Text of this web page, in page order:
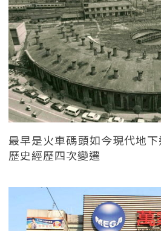
最早是火車碼頭如今現代地
歷史經歷四次變遷